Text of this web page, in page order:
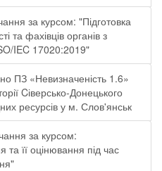
за курсом: "Підготовка
та фахівців органів з
IEC 17020:2019"
ПЗ «Невизначеність 1.6»
Cіверсько-Донецького
ресурсів у м. Слов'янськ
за курсом:
та її оцінювання під час